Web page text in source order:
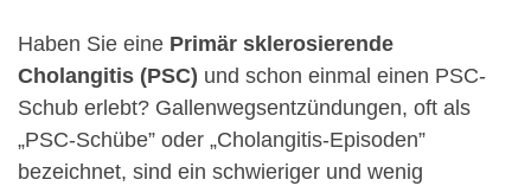
Haben Sie eine Primär sklerosierende
Cholangitis (PSC) und schon einmal einen PSC-
Schub erlebt? Gallenwegsentzündungen, oft als
„PSC-Schübe” oder „Cholangitis-Episoden”
bezeichnet, sind ein schwieriger und wenig